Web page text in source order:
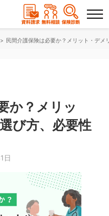
資料請求
（無料）
民間介護保険は必要か？メリット・デ
か？メリッ
び方、必要性
日